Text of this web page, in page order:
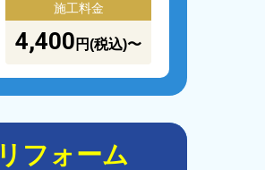
施工料金
4,400 円(税込)〜
リフォーム